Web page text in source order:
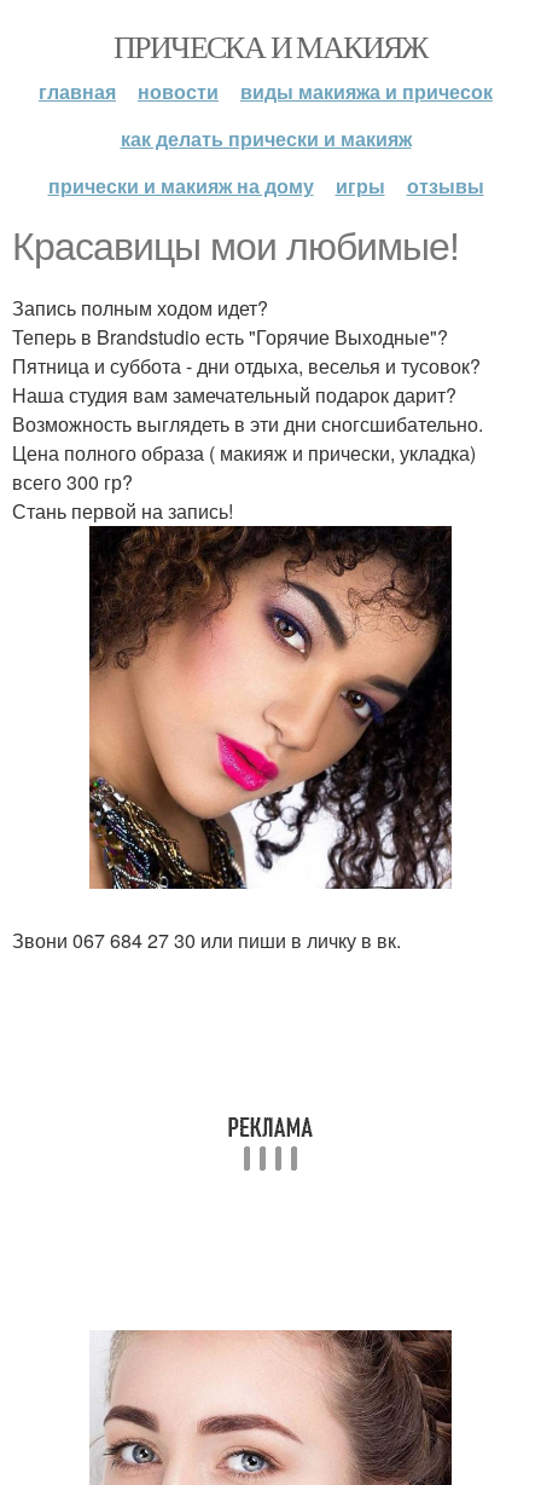
ПРИЧЕСКА И МАКИЯЖ
главная новости
виды макияжа и причесок
как делать прически и макияж
прически и макияж на дому
игры отзывы
Красавицы мои любимые!
Запись полным ходом идет?
Теперь в Brandstudio есть "Горячие Выходные"?
Пятница и суббота - дни отдыха, веселья и тусовок?
Наша студия вам замечательный подарок дарит?
Возможность выглядеть в эти дни сногсшибательно.
Цена полного образа ( макияж и прически, укладка)
всего 300 гр?
Стань первой на запись!
Звони 067 684 27 30 или пиши в личку в вк.